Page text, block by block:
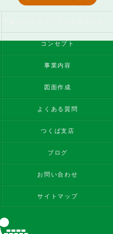
コンセプト
事業内容
図面作成
よくある質問
つくば支店
ブログ
お問い合わせ
サイトマップ